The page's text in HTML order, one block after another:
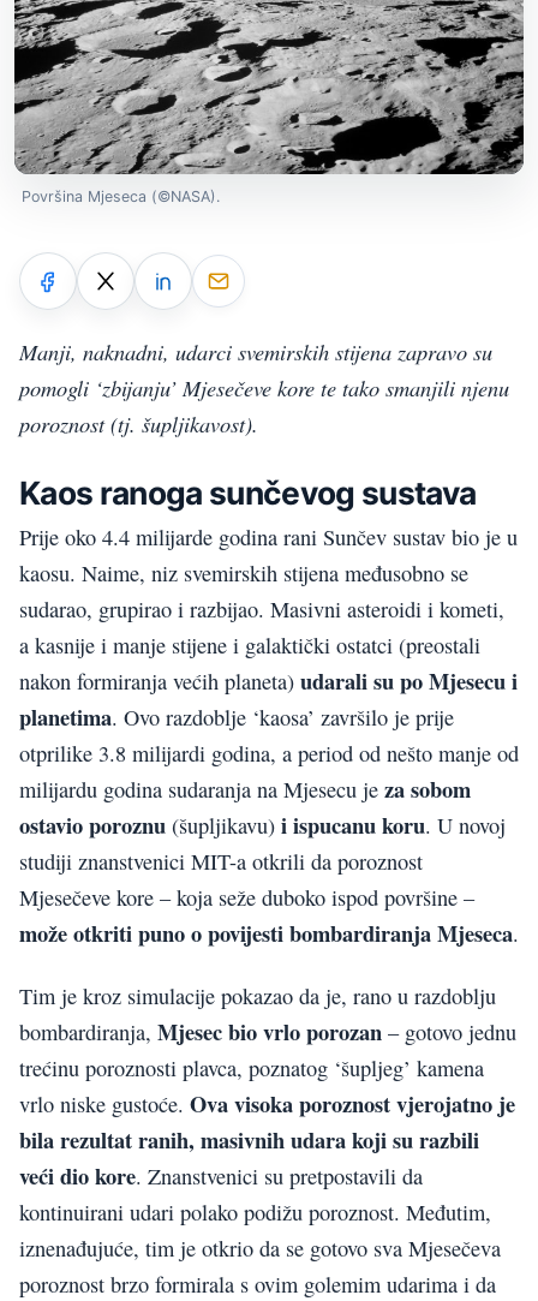
Površina Mjeseca (©NASA).
Manji, naknadni, udarci svemirskih stijena zapravo su
pomogli ‘zbijanju’ Mjesečeve kore te tako smanjili njenu
poroznost (tj. šupljikavost).
Kaos ranoga sunčevog sustava
Prije oko 4.4 milijarde godina rani Sunčev sustav bio je u
kaosu. Naime, niz svemirskih stijena međusobno se
sudarao, grupirao i razbijao. Masivni asteroidi i kometi,
a kasnije i manje stijene i galaktički ostatci (preostali
nakon formiranja većih planeta) udarali su po Mjesecu i
planetima. Ovo razdoblje ‘kaosa’ završilo je prije
otprilike 3.8 milijardi godina, a period od nešto manje od
milijardu godina sudaranja na Mjesecu je za sobom
ostavio poroznu (šupljikavu) i ispucanu koru. U novoj
studiji znanstvenici MIT-a otkrili da poroznost
Mjesečeve kore – koja seže duboko ispod površine –
može otkriti puno o povijesti bombardiranja Mjeseca.
Tim je kroz simulacije pokazao da je, rano u razdoblju
bombardiranja, Mjesec bio vrlo porozan – gotovo jednu
trećinu poroznosti plavca, poznatog ‘šupljeg’ kamena
vrlo niske gustoće. Ova visoka poroznost vjerojatno je
bila rezultat ranih, masivnih udara koji su razbili
veći dio kore. Znanstvenici su pretpostavili da
kontinuirani udari polako podižu poroznost. Međutim,
iznenađujuće, tim je otkrio da se gotovo sva Mjesečeva
poroznost brzo formirala s ovim golemim udarima i da